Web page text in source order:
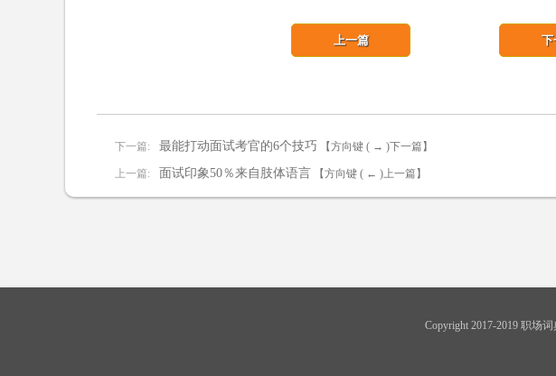
下一篇: 最能打动面试考官的6个技巧
下
【方向键 ( → )下一篇】
上一篇: 面试印象50％来自肢体语言
上一篇
【方向键 ( ← )上一篇】
Copyright 2017-2019 职场